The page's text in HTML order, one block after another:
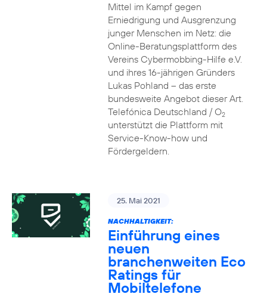
Mittel im Kampf gegen
Erniedrigung und Ausgrenzung
junger Menschen im Netz: die
Online-Beratungsplattform des
Vereins Cybermobbing-Hilfe e.V.
und ihres 16-jährigen Gründers
Lukas Pohland – das erste
bundesweite Angebot dieser Art.
Telefónica Deutschland / O2
unterstützt die Plattform mit
Service-Know-how und
Fördergeldern.
25. Mai 2021
NACHHALTIGKEIT:
Einführung eines
neuen
branchenweiten Eco
Ratings für
Mobiltelefone